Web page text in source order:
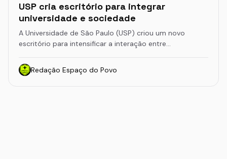
USP cria escritório para integrar
universidade e sociedade
A Universidade de São Paulo (USP) criou um novo
escritório para intensificar a interação entre…
Redação Espaço do Povo